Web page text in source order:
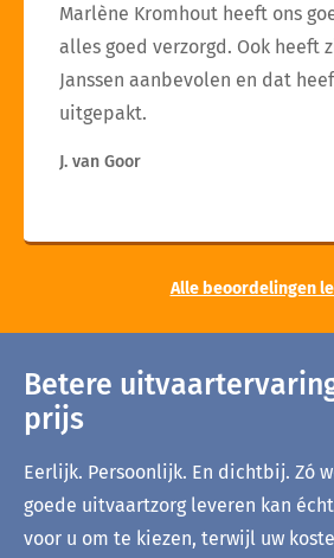
Marlène Kromhout heeft ons
alles goed verzorgd. Ook heeft
Janssen aanbevolen en dat
uitgepakt.
J. van Goor
Alle beoordelingen
Betere
prijs
Eerlijk. Persoonlijk. En dichtbij. Zó
goede uitvaartzorg leveren kan
voor u om te kiezen, terwijl uw